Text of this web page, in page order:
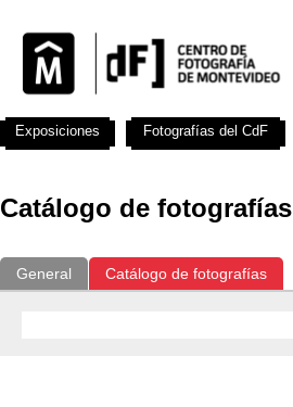
Catálogo de fotografías
General Catálogo de fotografías
Exposiciones Fotografías del CdF